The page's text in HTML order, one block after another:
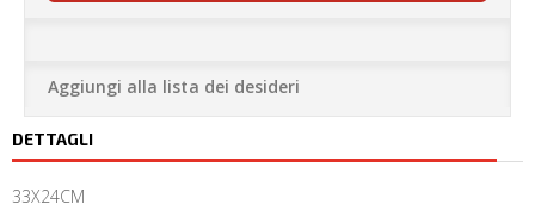
Aggiungi alla lista dei desideri
DETTAGLI
33X24CM